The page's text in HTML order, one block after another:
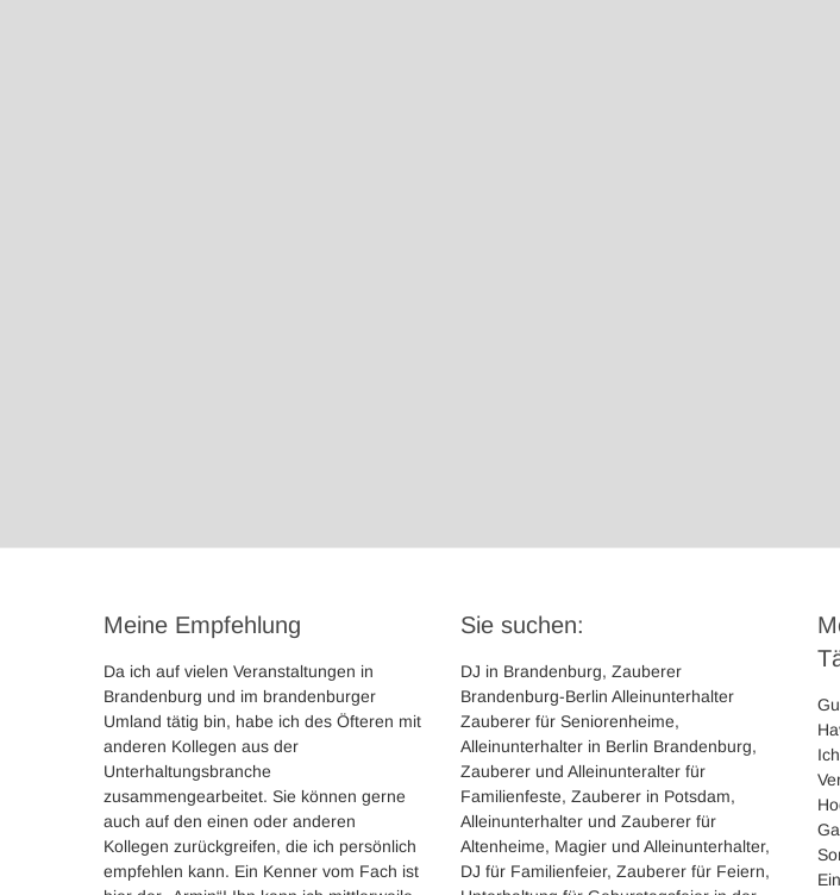
Meine Empfehlung
Da ich auf vielen Veranstaltungen in
Brandenburg und im brandenburger
Umland tätig bin, habe ich des Öfteren mit
anderen Kollegen aus der
Unterhaltungsbranche
zusammengearbeitet. Sie können gerne
auch auf den einen oder anderen
Kollegen zurückgreifen, die ich persönlich
empfehlen kann. Ein Kenner vom Fach ist
Sie suchen:
DJ in Brandenburg, Zauberer
Brandenburg-Berlin Alleinunterhalter
Zauberer für Seniorenheime,
Alleinunterhalter in Berlin Brandenburg,
Zauberer und Alleinunteralter für
Familienfeste, Zauberer in Potsdam,
Alleinunterhalter und Zauberer für
Altenheime, Magier und Alleinunterhalter,
DJ für Familienfeier, Zauberer für Feiern,